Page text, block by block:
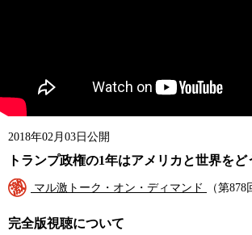
2018年02月03日公開
トランプ政権の1年はアメリカと世界を
マル激トーク・オン・ディマンド （第878
完全版視聴について